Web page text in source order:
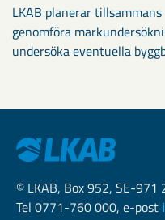
LKAB planerar
genomföra
undersöka eventuella
© LKAB, Box 952, SE-971
Tel 0771-760 000, e-post